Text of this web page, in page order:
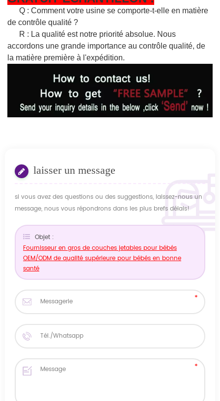
Q : Comment votre usine se comporte-t-elle en matière
de contrôle qualité ?
R : La qualité est notre priorité absolue. Nous
accordons une grande importance au contrôle qualité, de
la matière première à l'expédition.
laisser un message
si vous avez des questions ou des suggestions, laissez-nous un
message, nous vous répondrons dans les plus brefs délais!
Objet :
Fournisseur en gros de couches jetables pour bébés
OEM/ODM de qualité supérieure pour bébés en bonne
santé